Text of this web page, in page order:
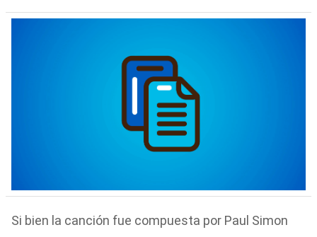
Si bien la canción fue compuesta por Paul Simon